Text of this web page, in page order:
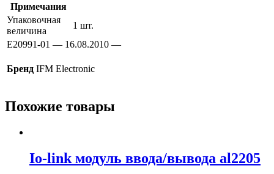
Примечания
Упаковочная
величина
1 шт.
E20991-01 — 16.08.2010 —
Бренд IFM Electronic
Похожие товары
Io-link модуль ввода/вывода al2205